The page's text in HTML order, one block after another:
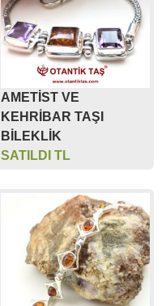
AMETİST VE
KEHRİBAR TAŞI
BİLEKLİK
SATILDI TL